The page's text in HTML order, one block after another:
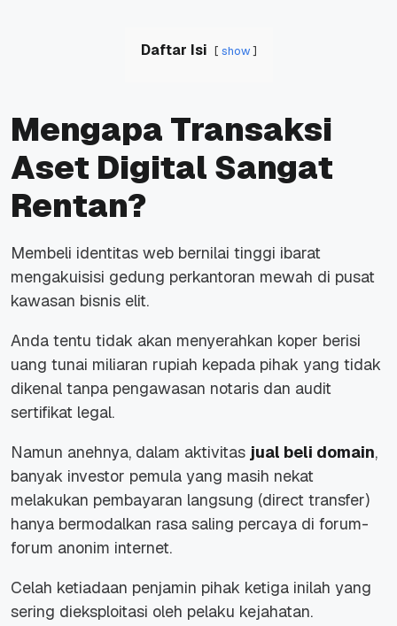
Daftar Isi show
Mengapa Transaksi
Aset Digital Sangat
Rentan?
Membeli identitas web bernilai tinggi ibarat
mengakuisisi gedung perkantoran mewah di pusat
kawasan bisnis elit.
Anda tentu tidak akan menyerahkan koper berisi
uang tunai miliaran rupiah kepada pihak yang tidak
dikenal tanpa pengawasan notaris dan audit
sertifikat legal.
Namun anehnya, dalam aktivitas jual beli domain,
banyak investor pemula yang masih nekat
melakukan pembayaran langsung (direct transfer)
hanya bermodalkan rasa saling percaya di forum-
forum anonim internet.
Celah ketiadaan penjamin pihak ketiga inilah yang
sering dieksploitasi oleh pelaku kejahatan.